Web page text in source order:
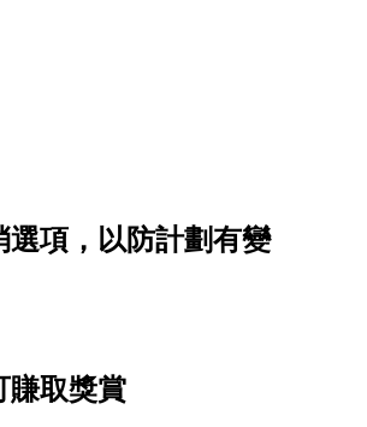
選項，以防計劃有變
賺取獎賞